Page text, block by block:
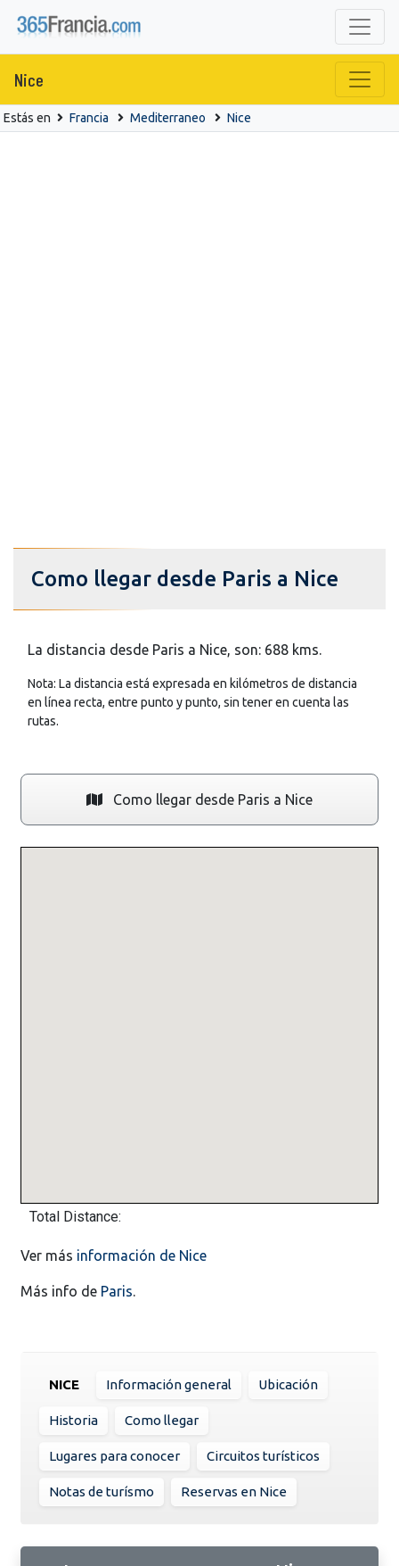
Nice
Estás en Francia Mediterraneo Nice
Como llegar desde Paris a Nice
La distancia desde Paris a Nice, son: 688 kms.
Nota: La distancia está expresada en kilómetros de distancia
en línea recta, entre punto y punto, sin tener en cuenta las
rutas.
Como llegar desde Paris a Nice
Total Distance:
Ver más información de Nice
Más info de Paris.
NICE Información general Ubicación
Historia Como llegar
Lugares para conocer Circuitos turísticos
Notas de turísmo Reservas en Nice